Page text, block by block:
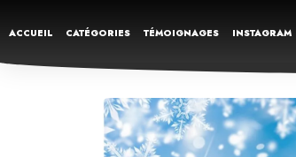
ACCUEIL CATÉGORIES TÉMOIGNAGES INSTAGRAM